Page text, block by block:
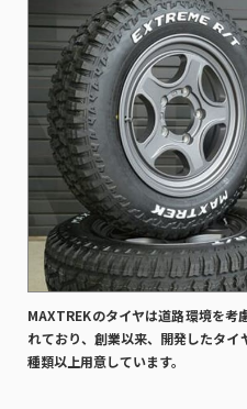
MAXTREKのタイヤは道路環境を考
れており、創業以来、開発したタ
種類以上用意しています。